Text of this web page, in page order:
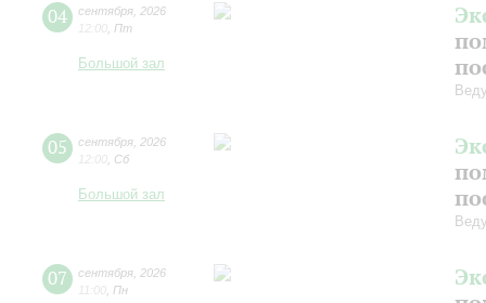
04 сентября 2026
12:00 Пт
Большой зал
05 сентября 2026
12:00 Сб
Большой зал
07 сентября 2026
11:00 Пн